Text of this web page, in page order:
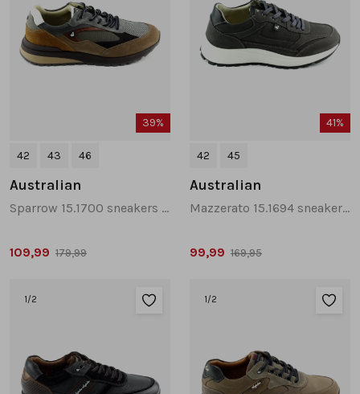
39%
42 43 46
Australian
Sparrow 15.1700 sneakers taupe
109,99 179,99
41%
42 45
Australian
Mazzerato 15.1694 sneakers grijs
99,99 169,95
1 /2 1 /2